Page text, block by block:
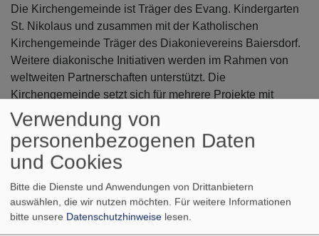
Die Kirchengemeinde ist Träger des Evang. Kindergarten
St. Nikolaus und zusammen mit der Katholischen
Kirchengemeinde Träger des Diakonievereins Baiersdorf.
Weitere diakonische Initiativen werden im Rahmen von
weltweiten Partnerschaften unterstützt. Die
Kirchengemeinde setzt sich für mehrere Projekte mit
ökologischem Schwerpunkt ein.
Einen wichtigen Stellenwert hat in der Evang.-Luth.
Kirchengemeinde Baiersdorf die Kirchenmusik. Chöre für
zum Mitmachen ein.
Verwendung von
personenbezogenen Daten
und Cookies
Bitte die Dienste und Anwendungen von Drittanbietern
auswählen, die wir nutzen möchten. Für weitere Informationen
bitte unsere Datenschutzhinweise lesen.